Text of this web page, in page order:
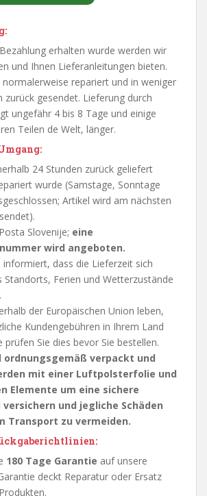
erhalten wurde werden wir
und Ihnen Lieferanleitungen bieten.
normalerweise repariert und in weniger
zurück gesendet. Lieferung durch
ungefähr 4 bis 8 Tage und einige
Teilen de Welt, länger.
24 Stunden zurück geliefert
wurde (Samstage, Sonntage
Artikel wird am nächsten
Slovenije; eine
wird angeboten.
informiert, dass die Lieferzeit sich
Standorts, Ferien und Wetterzustände
der Europäischen Union leben,
Kundengebühren in Ihrem Land
Sie dies bevor Sie bestellen.
ordnungsgemäß verpackt und
mit einer Luftpolsterfolie und
Elemente um eine sichere
und jegliche Schäden
Transport zu vermeiden.
180 Tage Garantie auf unsere
deckt Reparatur oder Ersatz